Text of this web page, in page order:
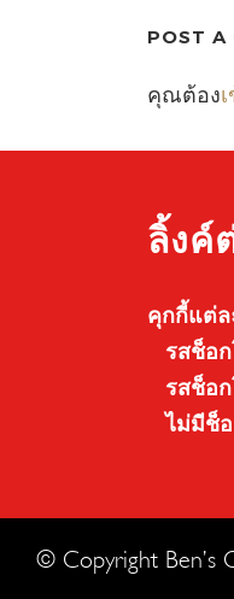
POST A
คุณต้อง
ลิ้งค์
คุกกี้แต่ล
รสช็อ
รสช็อ
ไม่มีช็
© Copyright Ben’s